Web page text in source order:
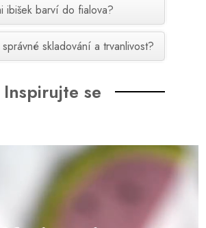
ibišek barví do fialova?
správné skladování a trvanlivost?
Inspirujte se